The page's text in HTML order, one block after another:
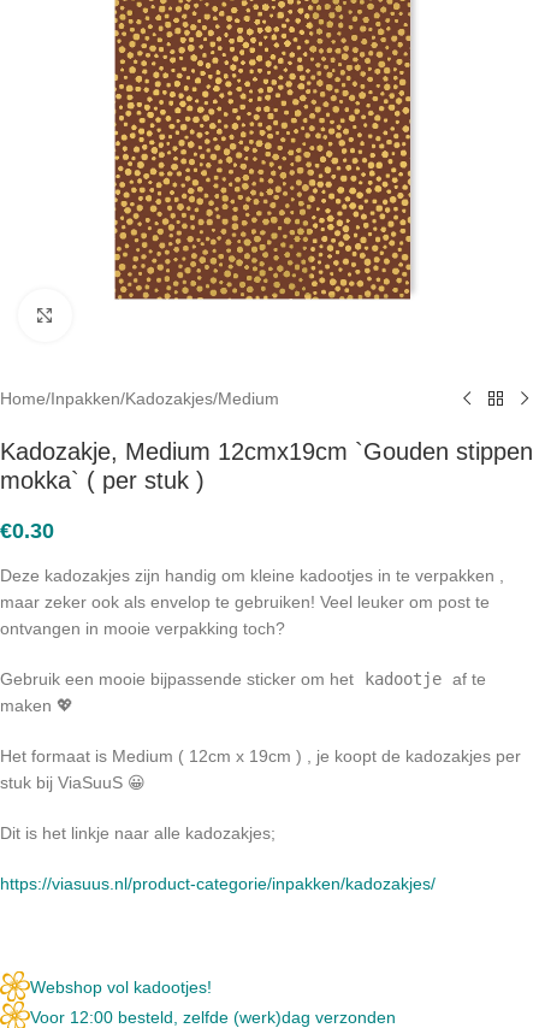
Home/Inpakken/Kadozakjes/Medium
Kadozakje, Medium 12cmx19cm `Gouden stippen
mokka` ( per stuk )
€0.30
Deze kadozakjes zijn handig om kleine kadootjes in te verpakken ,
maar zeker ook als envelop te gebruiken! Veel leuker om post te
ontvangen in mooie verpakking toch?
Gebruik een mooie bijpassende sticker om het kadootje af te
maken 💖
Het formaat is Medium ( 12cm x 19cm ) , je koopt de kadozakjes per
stuk bij ViaSuuS 😀
Dit is het linkje naar alle kadozakjes;
https://viasuus.nl/product-categorie/inpakken/kadozakjes/
Webshop vol kadootjes!
Voor 12:00 besteld, zelfde (werk)dag verzonden